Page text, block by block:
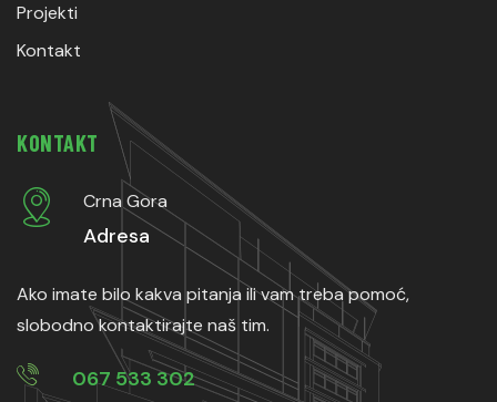
Projekti
Kontakt
KONTAKT
Crna Gora
Adresa
Ako imate bilo kakva pitanja ili vam treba pomoć,
slobodno kontaktirajte naš tim.
067 533 302